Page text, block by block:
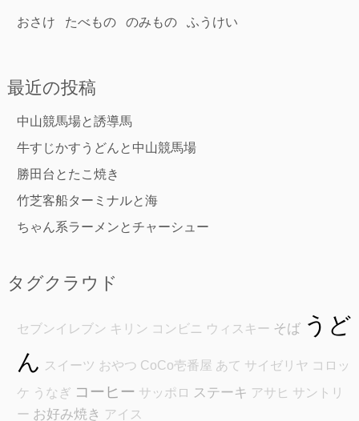
おさけ たべもの のみもの ふうけい
最近の投稿
中山競馬場と誘導馬
牛すじかすうどんと中山競馬場
勝田台とたこ焼き
竹芝客船ターミナルと海
ちゃん系ラーメンとチャーシュー
タグクラウド
セブンイレブン キリン コンビニ ウィスキー そば うど
ん スイーツ おやつ CoCo壱番屋 あて サイゼリヤ コロッ
ケ うなぎ コーヒー サッポロ ステーキ アサヒ サントリ
ー お好み焼き アイス